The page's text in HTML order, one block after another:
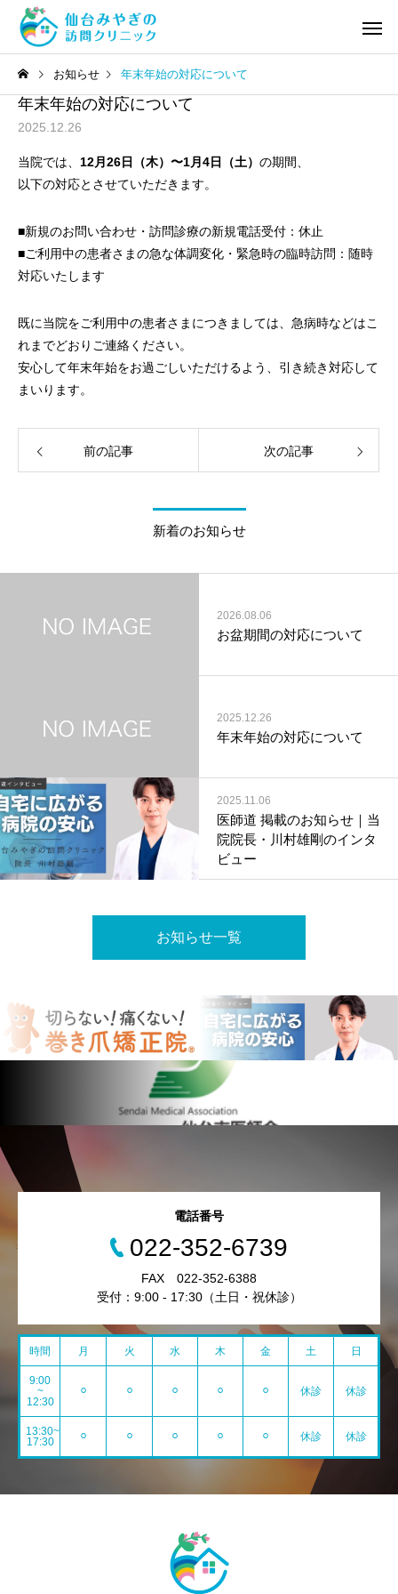
お知らせ 年末年始の対応について
年末年始の対応について
2025.12.26
当院では、 12月26日（木）〜1月4日（土） の期間、
以下の対応とさせていただきます。
■新規のお問い合わせ・訪問診療の新規電話受付：休止
■ご利用中の患者さまの急な体調変化・緊急時の臨時訪問：随時
対応いたします
既に当院をご利用中の患者さまにつきましては、急病時などはこ
れまでどおりご連絡ください。
安心して年末年始をお過ごしいただけるよう、引き続き対応して
まいります。
前の記事 次の記事
新着のお知らせ
2026.08.06
お盆期間の対応について
2025.12.26
年末年始の対応について
2025.11.06
医師道 掲載のお知らせ｜当
院院長・川村雄剛のインタ
ビュー
お知らせ一覧
電話番号
022-352-6739
FAX 022-352-6388
受付：9:00 - 17:30（土日・祝休診）
時間 月 火 水 木 金 土 日
9:00
~
12:30
⚪︎ ⚪︎ ⚪︎ ⚪︎ ⚪︎ 休診 休診
13:30~
17:30
⚪︎ ⚪︎ ⚪︎ ⚪︎ ⚪︎ 休診 休診